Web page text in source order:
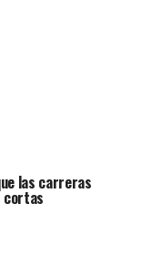
las carreras
cortas